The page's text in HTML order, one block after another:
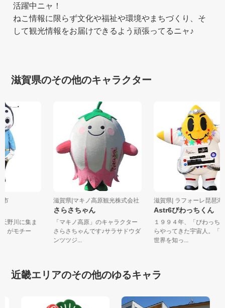
活躍中ニャ！
ねこ情報に限らず文化や福祉や環境やまちづくり、そ
して観光情報をお届けできるよう頑張ってるニャ♪
滋賀県のその他のキャラクター
市
天野川に集ま
」がモチー
滋賀県|マキノ高原観光株式会社
さらさちゃん
「マキノ高原」のキャラクター
さらさちゃんです♪サラサドウダ
ンツツジ...
滋賀県| ラフォーレ琵琶
Astr6びわっちくん
１９９４年、「びわっ
らやってきた宇宙人。
世界を知っ...
近畿エリアのその他のゆるキャラ